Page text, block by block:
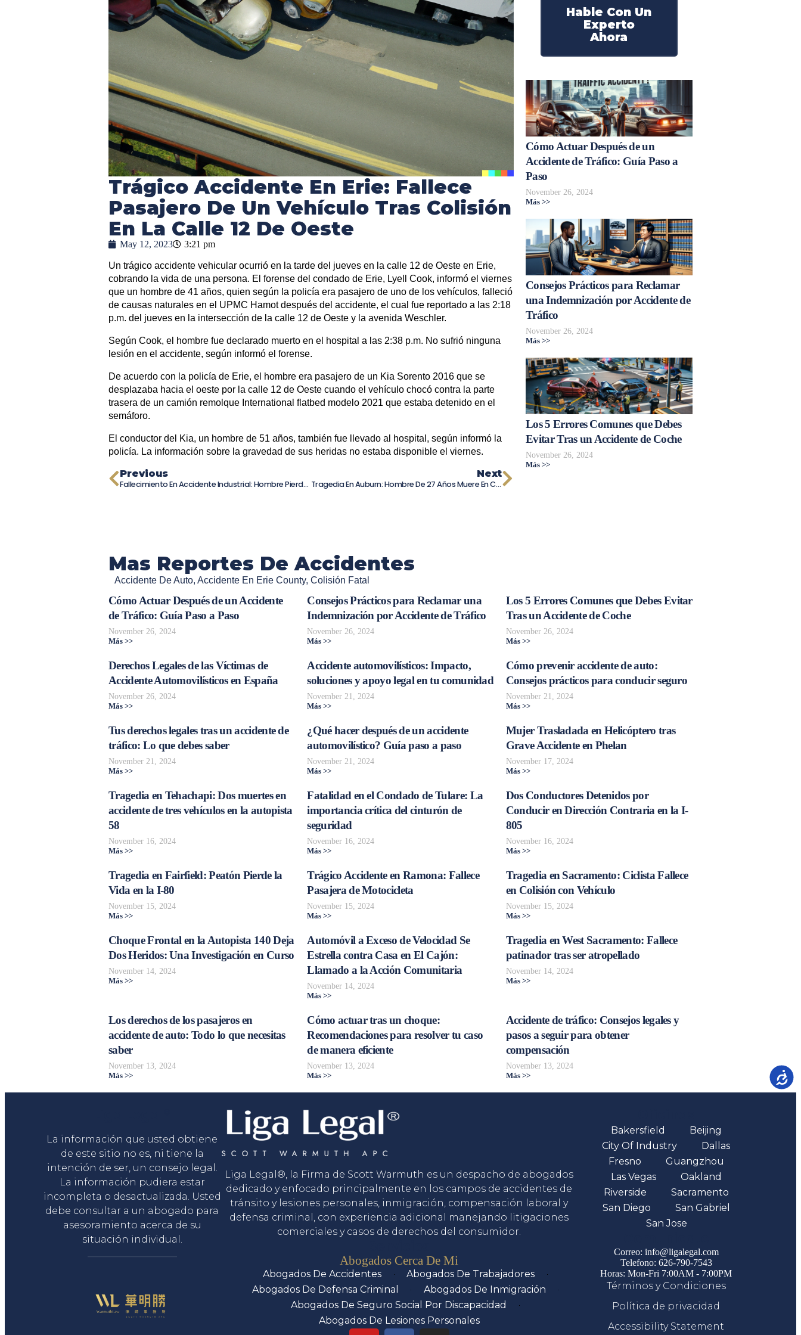
Trágico Accidente En Erie: Fallece
Pasajero De Un Vehículo Tras Colisión
En La Calle 12 De Oeste
May 12, 2023 3:21 pm
Un trágico accidente vehicular ocurrió en la tarde del jueves en la calle 12 de Oeste en Erie,
cobrando la vida de una persona. El forense del condado de Erie, Lyell Cook, informó el viernes
que un hombre de 41 años, quien según la policía era pasajero de uno de los vehículos, falleció
de causas naturales en el UPMC Hamot después del accidente, el cual fue reportado a las 2:18
p.m. del jueves en la intersección de la calle 12 de Oeste y la avenida Weschler.
Según Cook, el hombre fue declarado muerto en el hospital a las 2:38 p.m. No sufrió ninguna
lesión en el accidente, según informó el forense.
De acuerdo con la policía de Erie, el hombre era pasajero de un Kia Sorento 2016 que se
desplazaba hacia el oeste por la calle 12 de Oeste cuando el vehículo chocó contra la parte
trasera de un camión remolque International flatbed modelo 2021 que estaba detenido en el
semáforo.
El conductor del Kia, un hombre de 51 años, también fue llevado al hospital, según informó la
policía. La información sobre la gravedad de sus heridas no estaba disponible el viernes.
Previous
Fallecimiento En Accidente Industrial: Hombre Pierde La Vida Mientras Trabajaba En Decatur
Next
Tragedia En Auburn: Hombre De 27 Años Muere En Choque Frontal Con Conductor Ebrio
Hable Con Un
Experto
Ahora
Cómo Actuar Después de un
Accidente de Tráfico: Guía Paso a
Paso
November 26, 2024
Más >>
Consejos Prácticos para Reclamar
una Indemnización por Accidente de
Tráfico
November 26, 2024
Más >>
Los 5 Errores Comunes que Debes
Evitar Tras un Accidente de Coche
November 26, 2024
Más >>
Mas Reportes De Accidentes
Accidente De Auto, Accidente En Erie County, Colisión Fatal
Cómo Actuar Después de un Accidente
de Tráfico: Guía Paso a Paso
November 26, 2024
Más >>
Consejos Prácticos para Reclamar una
Indemnización por Accidente de Tráfico
November 26, 2024
Más >>
Los 5 Errores Comunes que Debes Evitar
Tras un Accidente de Coche
November 26, 2024
Más >>
Derechos Legales de las Víctimas de
Accidente Automovilísticos en España
November 26, 2024
Más >>
Accidente automovilísticos: Impacto,
soluciones y apoyo legal en tu comunidad
November 21, 2024
Más >>
Cómo prevenir accidente de auto:
Consejos prácticos para conducir seguro
November 21, 2024
Más >>
Tus derechos legales tras un accidente de
tráfico: Lo que debes saber
November 21, 2024
Más >>
¿Qué hacer después de un accidente
automovilístico? Guía paso a paso
November 21, 2024
Más >>
Mujer Trasladada en Helicóptero tras
Grave Accidente en Phelan
November 17, 2024
Más >>
Tragedia en Tehachapi: Dos muertes en
accidente de tres vehículos en la autopista
58
November 16, 2024
Más >>
Fatalidad en el Condado de Tulare: La
importancia crítica del cinturón de
seguridad
November 16, 2024
Más >>
Dos Conductores Detenidos por
Conducir en Dirección Contraria en la I-
805
November 16, 2024
Más >>
Tragedia en Fairfield: Peatón Pierde la
Vida en la I-80
November 15, 2024
Más >>
Trágico Accidente en Ramona: Fallece
Pasajera de Motocicleta
November 15, 2024
Más >>
Tragedia en Sacramento: Ciclista Fallece
en Colisión con Vehículo
November 15, 2024
Más >>
Choque Frontal en la Autopista 140 Deja
Dos Heridos: Una Investigación en Curso
November 14, 2024
Más >>
Automóvil a Exceso de Velocidad Se
Estrella contra Casa en El Cajón:
Llamado a la Acción Comunitaria
November 14, 2024
Más >>
Tragedia en West Sacramento: Fallece
patinador tras ser atropellado
November 14, 2024
Más >>
Los derechos de los pasajeros en
accidente de auto: Todo lo que necesitas
saber
November 13, 2024
Más >>
Cómo actuar tras un choque:
Recomendaciones para resolver tu caso
de manera eficiente
November 13, 2024
Más >>
Accidente de tráfico: Consejos legales y
pasos a seguir para obtener
compensación
November 13, 2024
Más >>
La información que usted obtiene
de este sitio no es, ni tiene la
intención de ser, un consejo legal.
La información pudiera estar
incompleta o desactualizada. Usted
debe consultar a un abogado para
asesoramiento acerca de su
situación individual.
Liga Legal®, la Firma de Scott Warmuth es un despacho de abogados
dedicado y enfocado principalmente en los campos de accidentes de
tránsito y lesiones personales, inmigración, compensación laboral y
defensa criminal, con experiencia adicional manejando litigaciones
comerciales y casos de derechos del consumidor.
Abogados Cerca De Mi
Abogados De Accidentes
Abogados De Trabajadores
Abogados De Defensa Criminal
Abogados De Inmigración
Abogados De Seguro Social Por Discapacidad
Abogados De Lesiones Personales
Bakersfield
Beijing
City Of Industry
Dallas
Fresno
Guangzhou
Las Vegas
Oakland
Riverside
Sacramento
San Diego
San Gabriel
San Jose
Correo: info@ligalegal.com
Telefono: 626-790-7543
Horas: Mon-Fri 7:00AM - 7:00PM
Términos y Condiciones
Política de privacidad
Accessibility Statement